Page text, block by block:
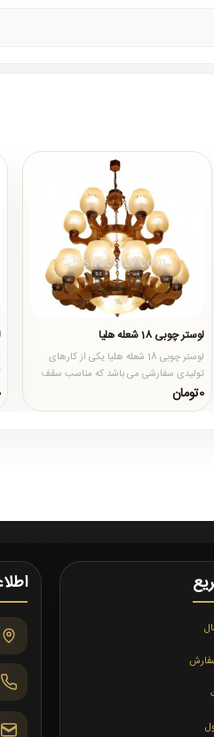
لوستر چوبی 18 شعله هلیا
لوستر چوبی 18 شعله هلیا یکی از کارهای
تولیدی سفارشی می باشد که مناسب سقف
های بلند خانه ها و یلا های ..
0تومان